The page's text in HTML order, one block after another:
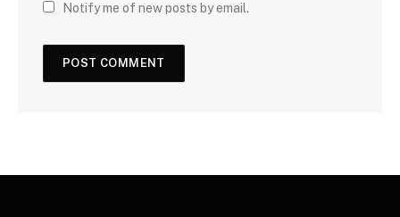
Notify me of new posts by email.